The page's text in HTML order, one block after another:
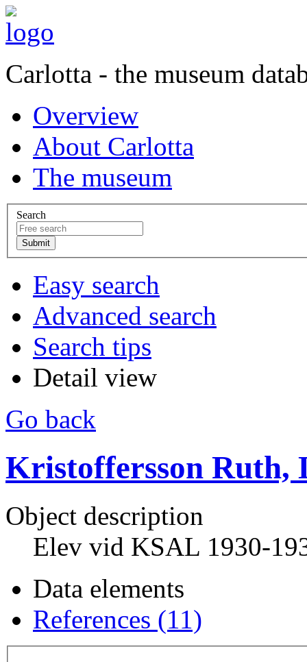
Carlotta - the museum
Overview
About Carlotta
The museum
Search
Easy search
Advanced search
Search tips
Detail view
Go back
Kristoffersson Ruth,
Object description
Elev vid KSAL 1930-
Data elements
References (11)